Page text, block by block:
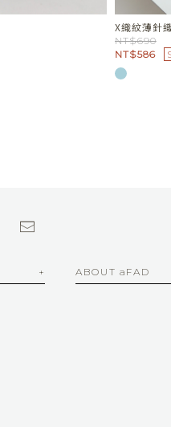
X織紋薄針
NT$690
NT$586
ABOUT aFAD